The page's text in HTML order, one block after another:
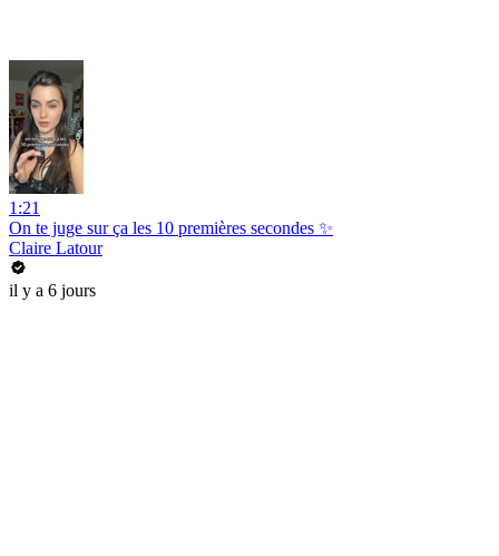
1:21
On te juge sur ça les 10 premières secondes ✨
Claire Latour
il y a 6 jours